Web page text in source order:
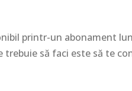
printr-un abonament
să faci este să te